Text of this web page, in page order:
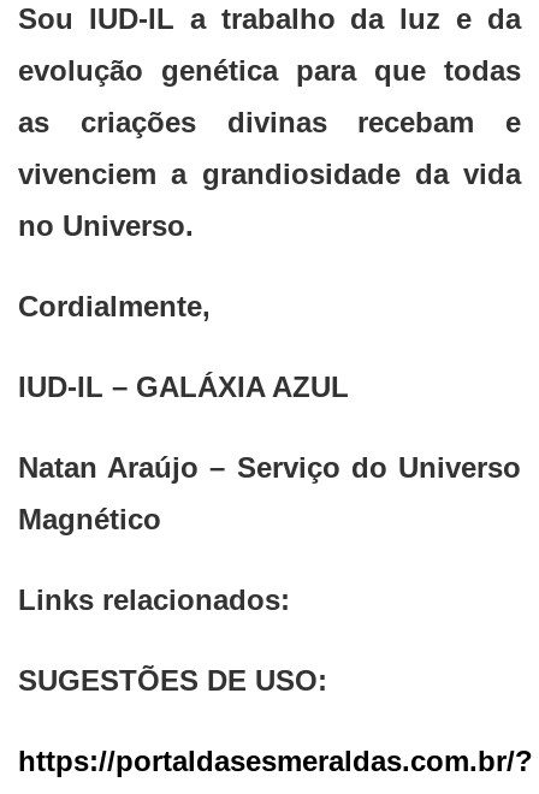
Sou IUD-IL a trabalho da luz e da
evolução genética para que todas
as criações divinas recebam e
vivenciem a grandiosidade da vida
no Universo.
Cordialmente,
IUD-IL – GALÁXIA AZUL
Natan Araújo – Serviço do Universo
Magnético
Links relacionados:
SUGESTÕES DE USO:
https://portaldasesmeraldas.com.br/?